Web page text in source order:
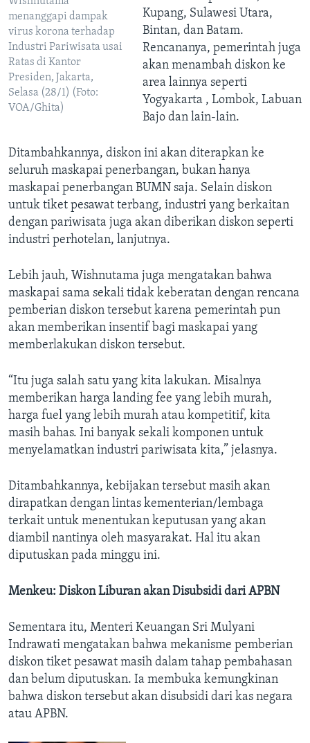
menanggapi dampak
virus korona terhadap
Industri Pariwisata usai
Ratas di Kantor
Presiden, Jakarta,
Selasa (28/1) (Foto:
VOA/Ghita)
Kupang, Sulawesi Utara,
Bintan, dan Batam.
Rencananya, pemerintah juga
akan menambah diskon ke
area lainnya seperti
Yogyakarta , Lombok, Labuan
Bajo dan lain-lain.
Ditambahkannya, diskon ini akan diterapkan ke
seluruh maskapai penerbangan, bukan hanya
maskapai penerbangan BUMN saja. Selain diskon
untuk tiket pesawat terbang, industri yang berkaitan
dengan pariwisata juga akan diberikan diskon seperti
industri perhotelan, lanjutnya.
Lebih jauh, Wishnutama juga mengatakan bahwa
maskapai sama sekali tidak keberatan dengan rencana
pemberian diskon tersebut karena pemerintah pun
akan memberikan insentif bagi maskapai yang
memberlakukan diskon tersebut.
“Itu juga salah satu yang kita lakukan. Misalnya
memberikan harga landing fee yang lebih murah,
harga fuel yang lebih murah atau kompetitif, kita
masih bahas. Ini banyak sekali komponen untuk
menyelamatkan industri pariwisata kita,” jelasnya.
Ditambahkannya, kebijakan tersebut masih akan
dirapatkan dengan lintas kementerian/lembaga
terkait untuk menentukan keputusan yang akan
diambil nantinya oleh masyarakat. Hal itu akan
diputuskan pada minggu ini.
Menkeu: Diskon Liburan akan Disubsidi dari APBN
Sementara itu, Menteri Keuangan Sri Mulyani
Indrawati mengatakan bahwa mekanisme pemberian
diskon tiket pesawat masih dalam tahap pembahasan
dan belum diputuskan. Ia membuka kemungkinan
bahwa diskon tersebut akan disubsidi dari kas negara
atau APBN.